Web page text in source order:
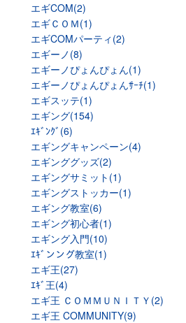
エギCOM(2)
エギＣＯＭ(1)
エギCOMパーティ(2)
エギーノ(8)
エギーノぴょんぴょん(1)
エギーノぴょんぴょんｻｰﾁ(1)
エギスッテ(1)
エギング(154)
ｴｷﾞﾝｸﾞ(6)
エギングキャンペーン(4)
エギンググッズ(2)
エギングサミット(1)
エギングストッカー(1)
エギング教室(6)
エギング初心者(1)
エギング入門(10)
ｴｷﾞンング教室(1)
エギ王(27)
ｴｷﾞ王(4)
エギ王 ＣＯＭＭＵＮＩＴＹ(2)
エギ王 COMMUNITY(9)